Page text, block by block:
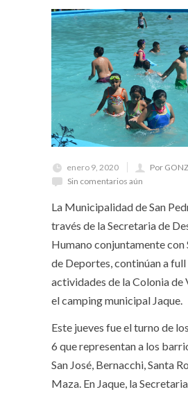
enero 9, 2020
Por
Sin comentarios aún
La Municipalidad de San
través de la Secretaria de
Humano conjuntamente con
de Deportes, continúan a full
actividades de la Colonia de
el camping municipal Jaque.
Este jueves fue el turno de
6 que representan a los
San José, Bernacchi, Santa
Maza. En Jaque, la